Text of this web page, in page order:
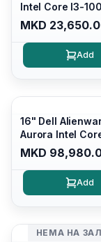
Intel Core I3-
DDR4/ 512GB
Iris Xe Graphics/
Anti-glare LED
Backlit Kb/
MKD
Add
16" Dell
Aurora Intel
240H /16GB RAM
5600mhz/ 1TB
Nvme/rtx4050
Win 11 Home/
MKD
Add
НЕМА НА